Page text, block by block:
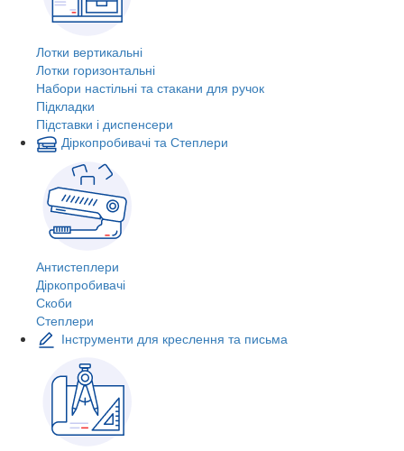
Лотки вертикальні
Лотки горизонтальні
Набори настільні та стакани для ручок
Підкладки
Підставки і диспенсери
Діркопробивачі та Степлери
Антистеплери
Діркопробивачі
Скоби
Степлери
Інструменти для креслення та письма